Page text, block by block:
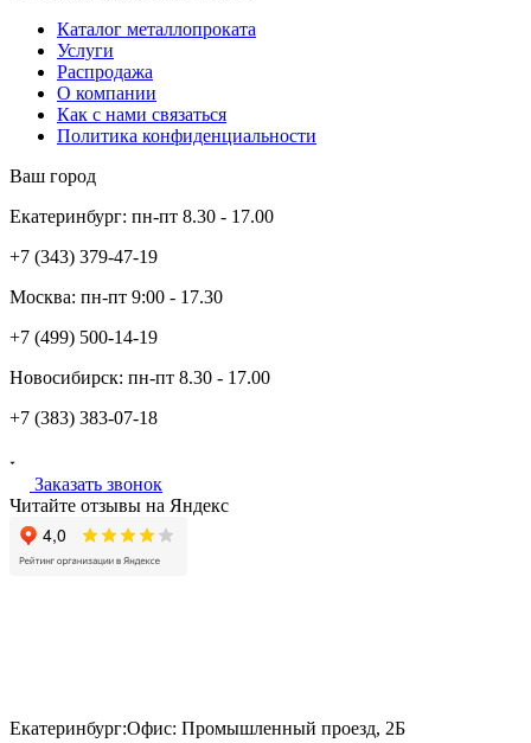
Каталог металлопроката
Услуги
Распродажа
О компании
Как с нами связаться
Политика конфиденциальности
Ваш город
Екатеринбург: пн-пт 8.30 - 17.00
+7 (343) 379-47-19
Москва: пн-пт 9:00 - 17.30
+7 (499) 500-14-19
Новосибирск: пн-пт 8.30 - 17.00
+7 (383) 383-07-18
Заказать звонок
Читайте отзывы на Яндекс
Екатеринбург:Офис: Промышленный проезд, 2Б